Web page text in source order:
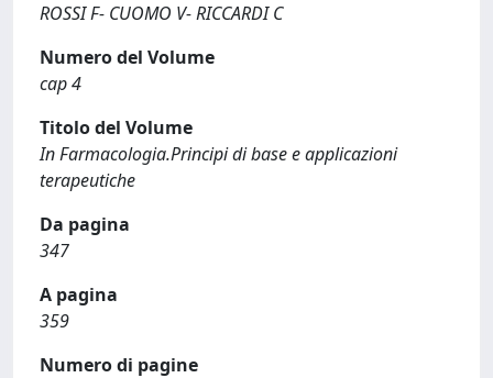
ROSSI F- CUOMO V- RICCARDI C
Numero del Volume
cap 4
Titolo del Volume
In Farmacologia.Principi di base e applicazioni
terapeutiche
Da pagina
347
A pagina
359
Numero di pagine